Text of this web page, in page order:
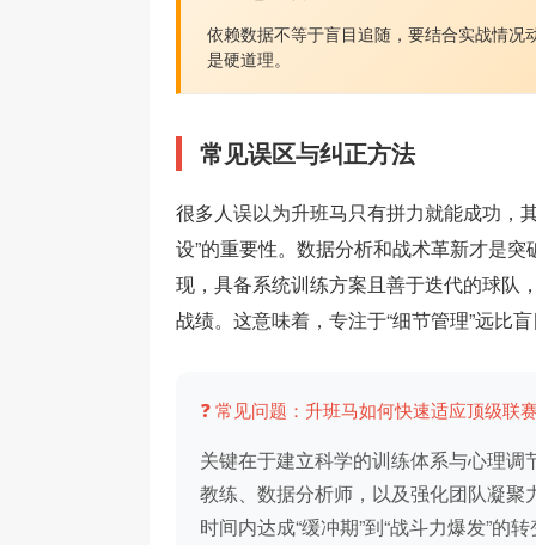
依赖数据不等于盲目追随，要结合实战情况
是硬道理。
常见误区与纠正方法
很多人误以为升班马只有拼力就能成功，
设”的重要性。数据分析和战术革新才是
现，具备系统训练方案且善于迭代的球队
战绩。这意味着，专注于“细节管理”远比
❓ 常见问题：升班马如何快速适应顶级联
关键在于建立科学的训练体系与心理调
教练、数据分析师，以及强化团队凝聚
时间内达成“缓冲期”到“战斗力爆发”的